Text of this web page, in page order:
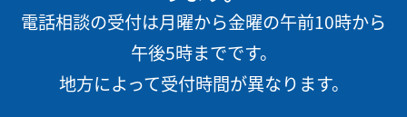
電話相談の受付は月曜から金曜の午前10時から
午後5時までです。
地方によって受付時間が異なります。